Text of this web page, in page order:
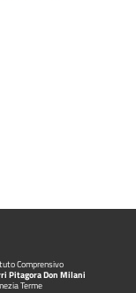
Comprensivo
Pitagora Don Milani
Terme